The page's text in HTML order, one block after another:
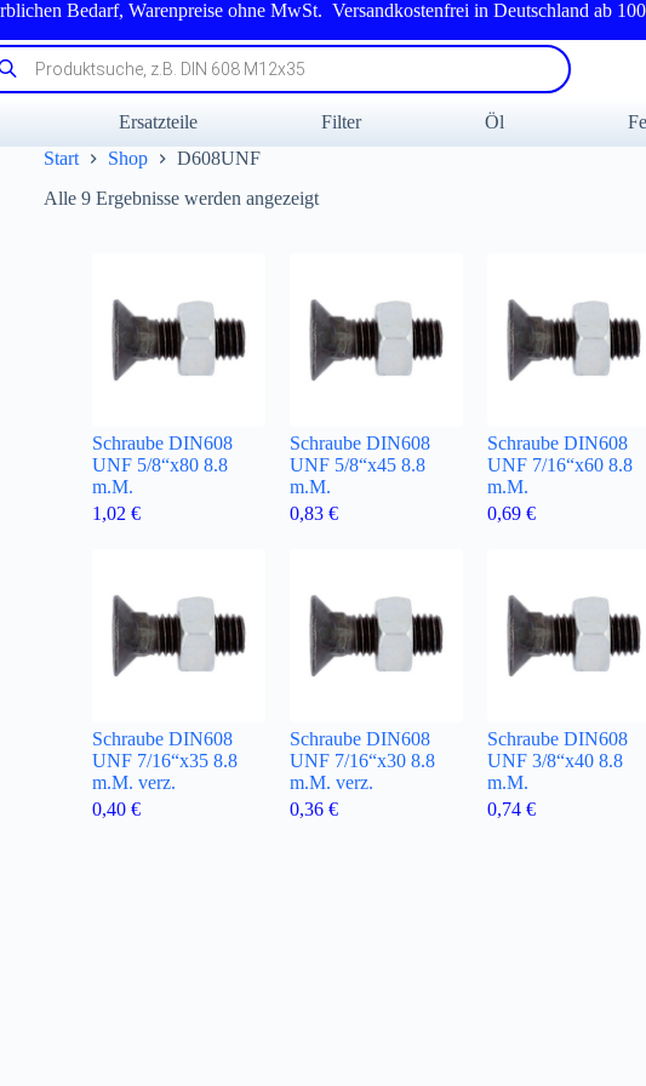
Bedarf, Warenpreise ohne MwSt. Versandkostenfrei in Deutschland ab
Ersatzteile Filter Öl
Start
Shop
D608UNF
Alle 9 Ergebnisse werden angezeigtNach
Schraube DIN608
UNF 5/8“x80 8.8
m.M.
1,02 €
Schraube DIN608
UNF 5/8“x45 8.8
m.M.
0,83 €
Schraube DIN608
UNF 7/16“x60 8.8
m.M.
0,69 €
Schraube DIN608
UNF 7/16“x35 8.8
m.M. verz.
0,40 €
Schraube DIN608
UNF 7/16“x30 8.8
m.M. verz.
0,36 €
Schraube DIN608
UNF 3/8“x40 8.8
m.M.
0,74 €